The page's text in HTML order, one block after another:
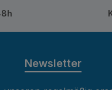
Newsletter